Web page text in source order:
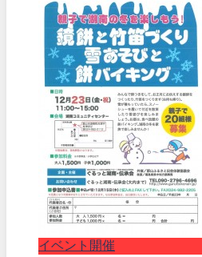
イベント開催